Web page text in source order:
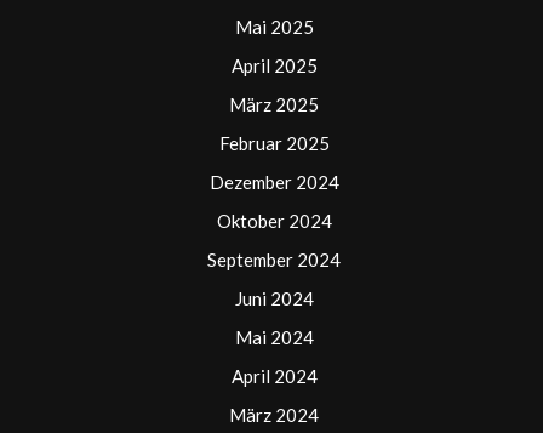
Mai 2025
April 2025
März 2025
Februar 2025
Dezember 2024
Oktober 2024
September 2024
Juni 2024
Mai 2024
April 2024
März 2024